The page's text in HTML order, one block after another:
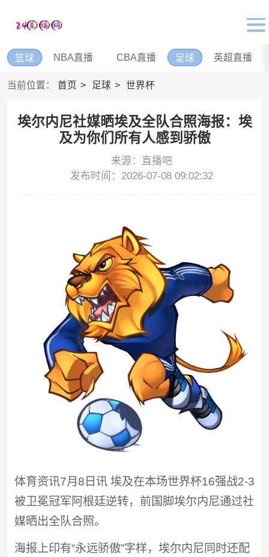
篮球 NBA直播 CBA直播 足球 英超直播
当前位置： 首页 足球 世界杯
埃尔内尼社媒晒埃及全队合照海报：埃
及为你们所有人感到骄傲
来源：直播吧
发布时间：2026-07-08 09:02:32
体育资讯7月8日讯 埃及在本场世界杯16强战2-3
被卫冕冠军阿根廷逆转，前国脚埃尔内尼通过社
媒晒出全队合照。
海报上印有“永远骄傲”字样，埃尔内尼同时还配